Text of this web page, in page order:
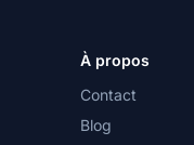
À propos
Contact
Blog